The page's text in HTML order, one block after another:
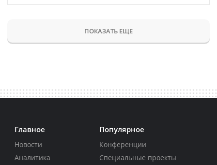
ПОКАЗАТЬ ЕЩЕ
Главное
Новости
Аналитика
Популярное
Конференции
Специальные проекты